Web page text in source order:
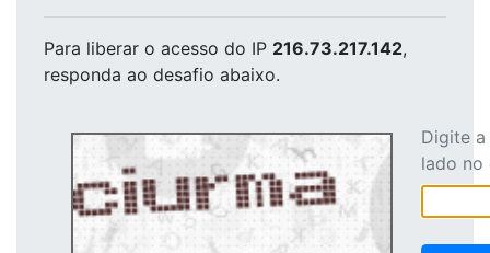
Para liberar o acesso do IP 216.73.217.142,
responda ao desafio abaixo.
Digite
lado no